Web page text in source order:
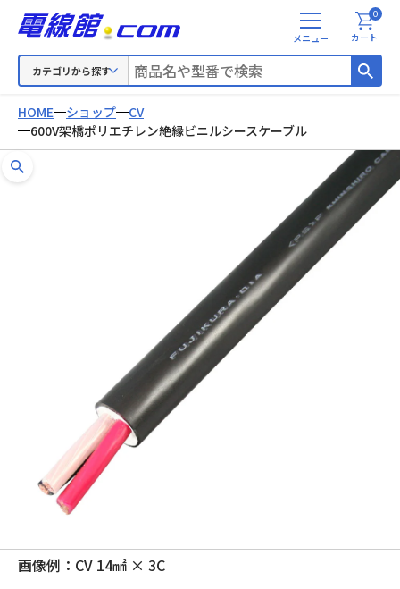
カテゴリから探す
メ
ニ
カート
0
HOME ショップ
CV
600V架橋ポリエチレン絶縁ビニルシースケーブル
画像例：CV 14㎟ × 3C